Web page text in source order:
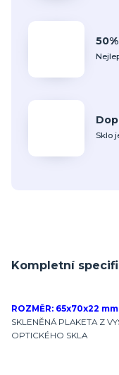
Sklo
Kompletní
ROZMĚR: 65x70x22 mm
SKLENĚNÁ PLAKETA Z
OPTICKÉHO SKLA